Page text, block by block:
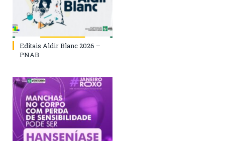
Editais Aldir Blanc 2026 –
PNAB